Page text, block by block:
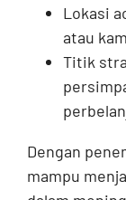
Lokasi
atau
Titik
Dengan
mampu